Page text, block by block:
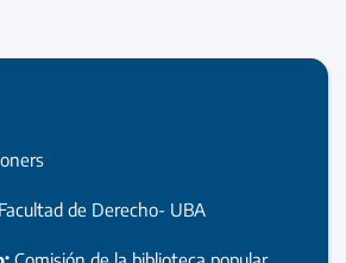
Facultad de Derecho- UBA